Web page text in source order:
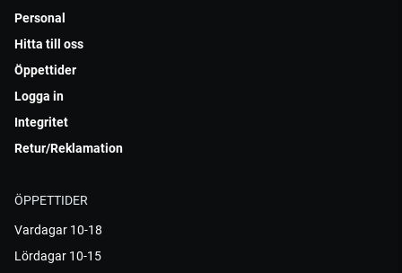
Personal
Hitta till oss
Öppettider
Logga in
Integritet
Retur/Reklamation
ÖPPETTIDER
Vardagar 10-18
Lördagar 10-15